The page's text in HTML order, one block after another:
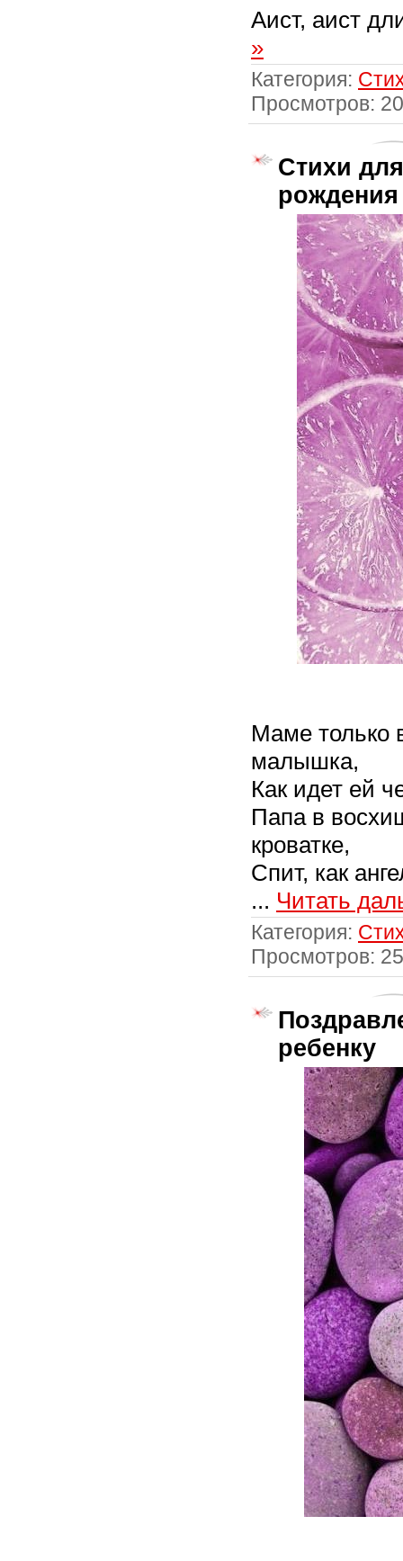
Аист, аист
»
Категория:
Просмотров:
Стихи
рождения
Маме только
малышка,
Как идет ей
Папа в
кроватке,
Спит, как
... Читать
Категория:
Просмотров:
ребенку